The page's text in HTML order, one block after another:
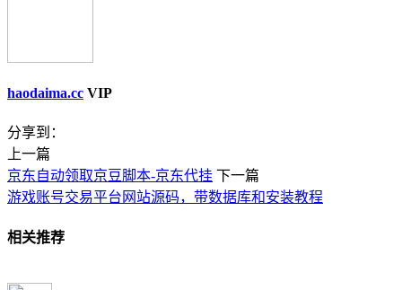
haodaima.cc VIP
分享到：
上一篇
京东自动领取京豆脚本-京东代挂 下一篇
游戏账号交易平台网站源码，带数据库和安装教程
相关推荐